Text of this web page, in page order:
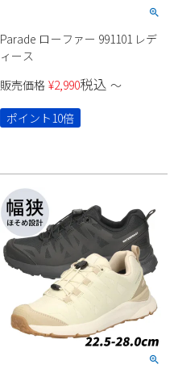
Parade ローファー 991101 レデ
ィース
販売価格 ¥2,990税込 〜
ポイント10倍